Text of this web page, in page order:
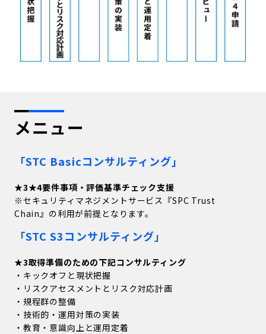
メニュー
「STC Basicコンサルティング」
★3★4要件事項・評価基準チェック支援
※セキュリティマネジメントサービス『SPC Trust
Chain』の利用が前提となります。
「STC S3コンサルティング」
★3取得準備のための下記コンサルティング
・キックオフと現状把握
・リスクアセスメントとリスク対応計画
・規程群の整備
・技術的・運用対策の実装
・教育・意識向上と運用定着